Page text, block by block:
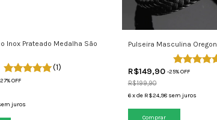
Inox Prateado Medalha São
(1)
27% OFF
juros
Pulseira Masculina Oregon
R$149,90 -25% OFF
R$199,90
6 xde R$24,98 sem juros
Comprar